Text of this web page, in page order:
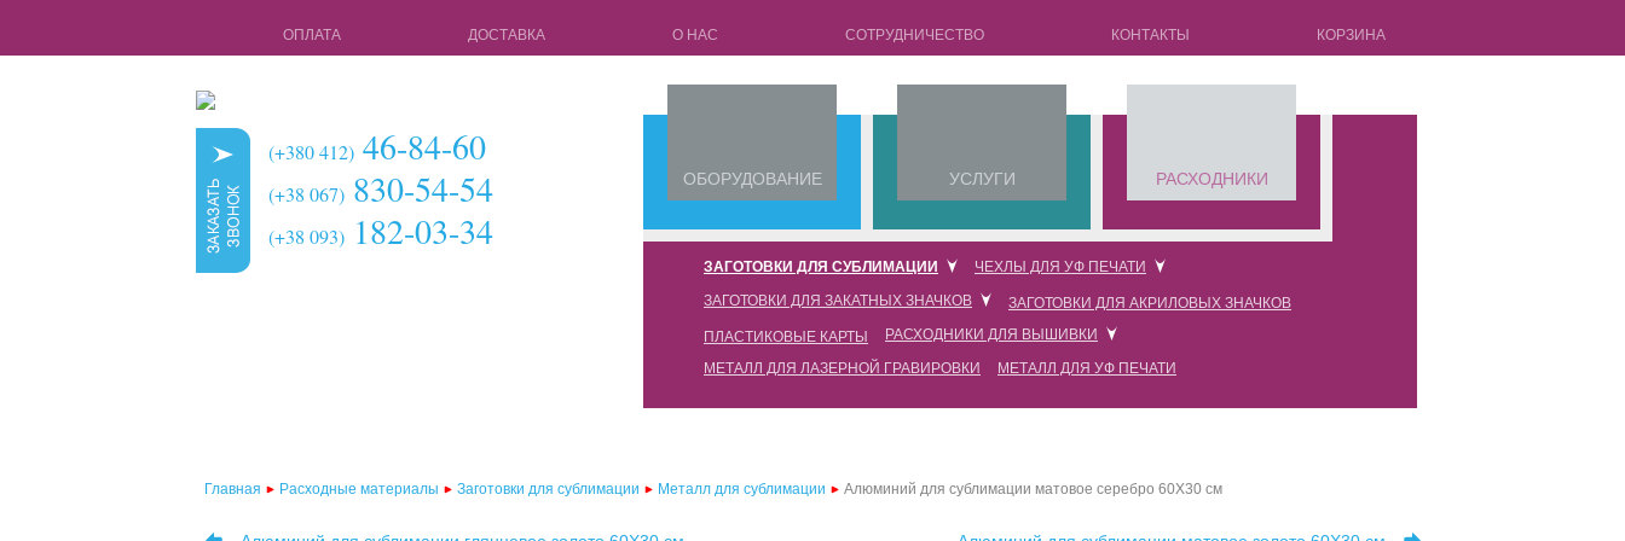
ОПЛАТА ДОСТАВКА О НАС СОТРУДНИЧЕСТВО КОНТАКТЫ КОРЗИНА
(+380 412) 46-84-60
(+38 067) 830-54-54
(+38 093) 182-03-34
ОБОРУДОВАНИЕ УСЛУГИ РАСХОДНИКИ
ЗАГОТОВКИ ДЛЯ СУБЛИМАЦИИ
чехлы для 2d сублимации силиконовые (tpu) с металлической пластиной
ЧЕХЛЫ ДЛЯ УФ ПЕЧАТИ
чехлы для уф печати силиконовые прозрачные
чехлы для уф печати силиконовые белые
ЗАГОТОВКИ ДЛЯ ЗАКАТНЫХ ЗНАЧКОВ
заготовки 25мм
ЗАГОТОВКИ ДЛЯ АКРИЛОВЫХ ЗНАЧКОВ
ПЛАСТИКОВЫЕ КАРТЫ
РАСХОДНИКИ ДЛЯ ВЫШИВКИ
МЕТАЛЛ ДЛЯ ЛАЗЕРНОЙ ГРАВИРОВКИ МЕТАЛЛ ДЛЯ УФ ПЕЧАТИ
Главная Расходные материалы Заготовки для сублимации Металл для сублимации Алюминий для сублимации матовое серебро 60X30 см